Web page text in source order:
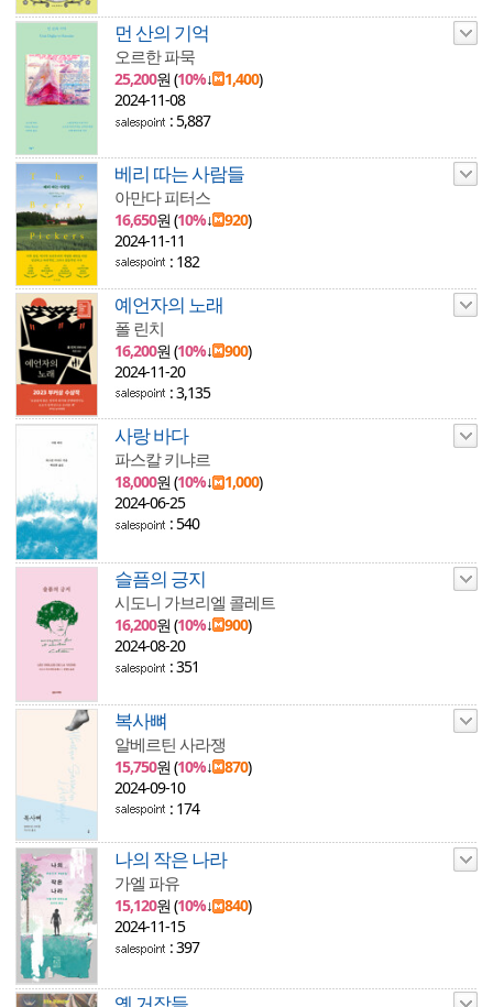
먼 산의 기억
오르한 파묵
25,200원 (10%↓ 1,400)
2024-11-08
: 5,887
베리 따는 사람들
아만다 피터스
16,650원 (10%↓ 920)
2024-11-11
: 182
예언자의 노래
폴 린치
16,200원 (10%↓ 900)
2024-11-20
: 3,135
사랑 바다
파스칼 키냐르
18,000원 (10%↓ 1,000)
2024-06-25
: 540
슬픔의 긍지
시도니 가브리엘 콜레트
16,200원 (10%↓ 900)
2024-08-20
: 351
복사뼈
알베르틴 사라쟁
15,750원 (10%↓ 870)
2024-09-10
: 174
나의 작은 나라
가엘 파유
15,120원 (10%↓ 840)
2024-11-15
: 397